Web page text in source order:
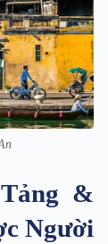
&
Người